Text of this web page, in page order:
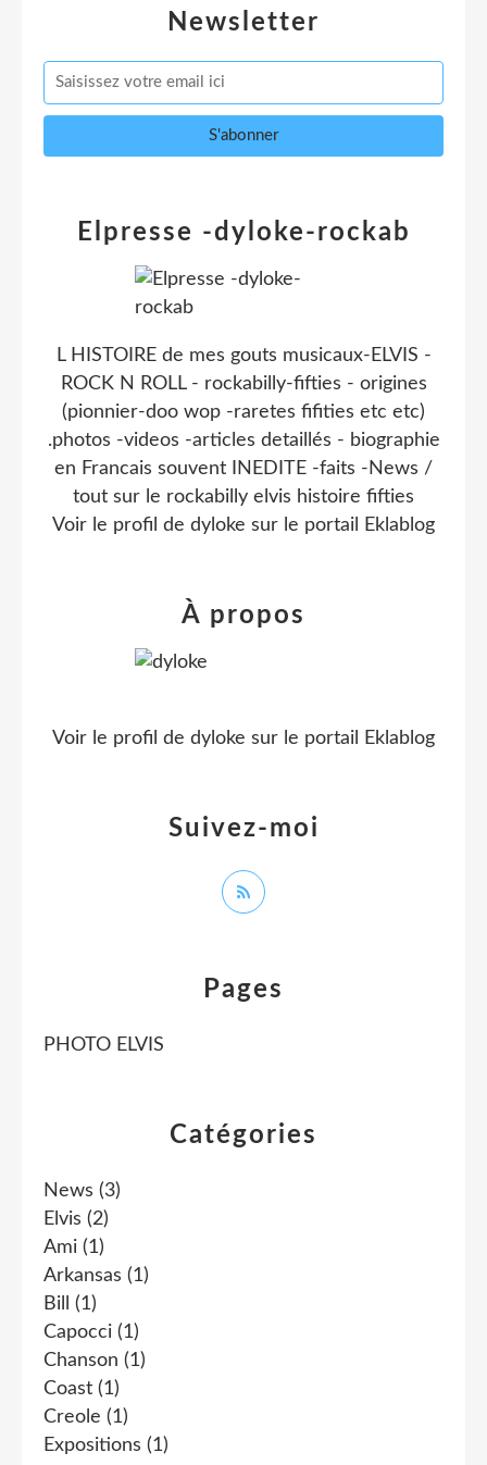
Newsletter
Catégories
News (3)
Elvis (2)
Ami (1)
Arkansas (1)
Bill
(1)
Capocci (1)
Chanson (1)
Coast (1)
Creole (1)
Expositions (1)
Pages
PHOTO ELVIS
Elpresse -dyloke-rockab
L HISTOIRE de mes gouts musicaux-ELVIS -
ROCK N ROLL - rockabilly-fifties - origines
(pionnier-doo wop -raretes fifities etc etc)
.photos -videos -articles detaillés - biographie
en Francais souvent INEDITE -faits -News /
tout sur le rockabilly elvis histoire fifties
Voir le profil de dyloke sur le portail Eklablog
Suivez-moi
À propos
Voir le profil de dyloke sur le portail Eklablog